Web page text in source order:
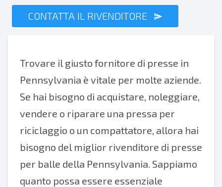
CONTATTA IL RIVENDITORE
Trovare il giusto fornitore di presse in
Pennsylvania è vitale per molte aziende.
Se hai bisogno di acquistare, noleggiare,
vendere o riparare una pressa per
riciclaggio o un compattatore, allora hai
bisogno del miglior rivenditore di presse
per balle della Pennsylvania. Sappiamo
quanto possa essere essenziale